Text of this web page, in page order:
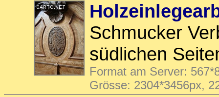
Schmucker
südlichen
Format am Server:
Grösse: 2304*3456px,